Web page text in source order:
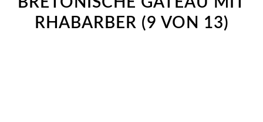
RHABARBER (9 VON 13)